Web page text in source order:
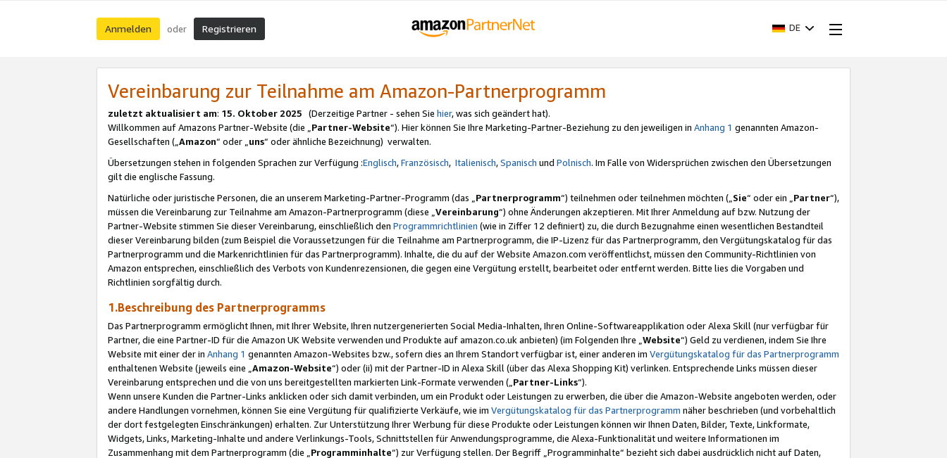
Anmelden oder Registrieren DE
Vereinbarung zur Teilnahme am Amazon-Partnerprogramm
zuletzt aktualisiert am: 15. Oktober 2025 (Derzeitige Partner - sehen Sie hier, was sich geändert hat).
Willkommen auf Amazons Partner-Website (die „Partner-Website“). Hier können Sie Ihre Marketing-Partner-Beziehung zu den jeweiligen in Anhang 1 genannten Amazon-
Gesellschaften („Amazon“ oder „uns“ oder ähnliche Bezeichnung) verwalten.
Übersetzungen stehen in folgenden Sprachen zur Verfügung :Englisch,Französisch, Italienisch,Spanisch und Polnisch. Im Falle von Widersprüchen zwischen den Übersetzungen
gilt die englische Fassung.
Natürliche oder juristische Personen, die an unserem Marketing-Partner-Programm (das „Partnerprogramm“) teilnehmen oder teilnehmen möchten („Sie“ oder ein „Partner“),
müssen die Vereinbarung zur Teilnahme am Amazon-Partnerprogramm (diese „Vereinbarung“) ohne Änderungen akzeptieren. Mit Ihrer Anmeldung auf bzw. Nutzung der
Partner-Website stimmen Sie dieser Vereinbarung, einschließlich den Programmrichtlinien (wie in Ziffer 12 definiert) zu, die durch Bezugnahme einen wesentlichen Bestandteil
dieser Vereinbarung bilden (zum Beispiel die Voraussetzungen für die Teilnahme am Partnerprogramm, die IP-Lizenz für das Partnerprogramm, den Vergütungskatalog für das
Partnerprogramm und die Markenrichtlinien für das Partnerprogramm). Inhalte, die du auf der Website Amazon.com veröffentlichst, müssen den Community-Richtlinien von
Amazon entsprechen, einschließlich des Verbots von Kundenrezensionen, die gegen eine Vergütung erstellt, bearbeitet oder entfernt werden. Bitte lies die Vorgaben und
Richtlinien sorgfältig durch.
1.Beschreibung des Partnerprogramms
Das Partnerprogramm ermöglicht Ihnen, mit Ihrer Website, Ihren nutzergenerierten Social Media-Inhalten, Ihren Online-Softwareapplikation oder Alexa Skill (nur verfügbar für
Partner, die eine Partner-ID für die Amazon UK Website verwenden und Produkte auf amazon.co.uk anbieten) (im Folgenden Ihre „ Website“) Geld zu verdienen, indem Sie Ihre
Website mit einer der in Anhang 1 genannten Amazon-Websites bzw., sofern dies an Ihrem Standort verfügbar ist, einer anderen im Vergütungskatalog für das Partnerprogramm
enthaltenen Website (jeweils eine „ Amazon-Website“) oder (ii) mit der Partner-ID in Alexa Skill (über das Alexa Shopping Kit) verlinken. Entsprechende Links müssen dieser
Vereinbarung entsprechen und die von uns bereitgestellten markierten Link-Formate verwenden („ Partner-Links“).
Wenn unsere Kunden die Partner-Links anklicken oder sich damit verbinden, um ein Produkt oder Leistungen zu erwerben, die über die Amazon-Website angeboten werden, oder
andere Handlungen vornehmen, können Sie eine Vergütung für qualifizierte Verkäufe, wie im Vergütungskatalog für das Partnerprogramm näher beschrieben (und vorbehaltlich
der dort festgelegten Einschränkungen) erhalten. Zur Unterstützung Ihrer Werbung für diese Produkte oder Leistungen können wir Ihnen Daten, Bilder, Texte, Linkformate,
Widgets, Links, Marketing-Inhalte und andere Verlinkungs-Tools, Schnittstellen für Anwendungsprogramme, die Alexa-Funktionalität und weitere Informationen im
Zusammenhang mit dem Partnerprogramm (die „ Programminhalte“) zur Verfügung stellen. Der Begriff „Programminhalte“ bezieht sich dabei ausdrücklich nicht auf Daten,